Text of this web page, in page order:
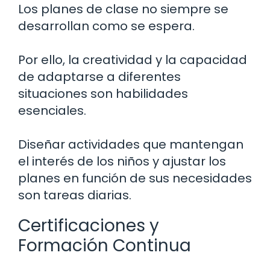
Los planes de clase no siempre se
desarrollan como se espera.
Por ello, la creatividad y la capacidad
de adaptarse a diferentes
situaciones son habilidades
esenciales.
Diseñar actividades que mantengan
el interés de los niños y ajustar los
planes en función de sus necesidades
son tareas diarias.
Certificaciones y
Formación Continua